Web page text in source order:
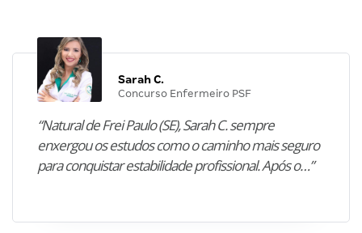
Sarah C.
Concurso Enfermeiro PSF
“Natural de Frei Paulo (SE), Sarah C. sempre
enxergou os estudos como o caminho mais seguro
para conquistar estabilidade profissional. Após o…”